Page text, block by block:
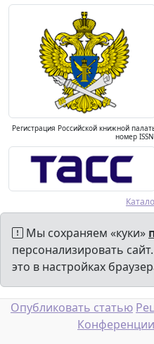
Регистрация Российской книжной
номер
Мы сохраняем «куки»
персонализировать
это в настройках
Опубликовать статью
Конференции